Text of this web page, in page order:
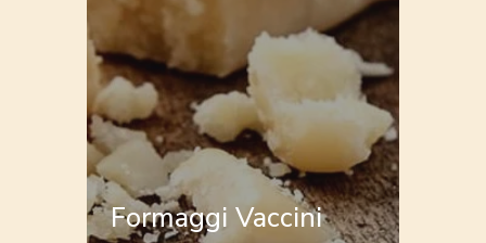
Formaggi Vaccini